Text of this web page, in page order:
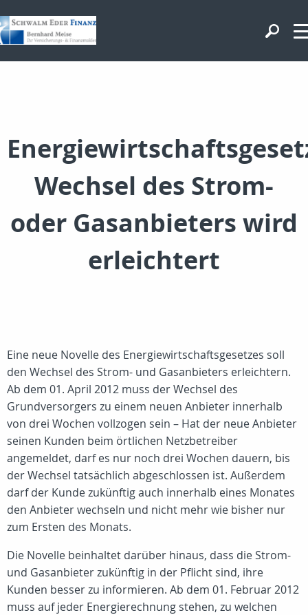
Wechsel des Strom-
oder Gasanbieters wird
erleichtert
Eine neue Novelle des Energiewirtschaftsgesetzes soll
den Wechsel des Strom- und Gasanbieters erleichtern.
Ab dem 01. April 2012 muss der Wechsel des
Grundversorgers zu einem neuen Anbieter innerhalb
von drei Wochen vollzogen sein – Hat der neue Anbieter
seinen Kunden beim örtlichen Netzbetreiber
angemeldet, darf es nur noch drei Wochen dauern, bis
der Wechsel tatsächlich abgeschlossen ist. Außerdem
darf der Kunde zukünftig auch innerhalb eines Monates
den Anbieter wechseln und nicht mehr wie bisher nur
zum Ersten des Monats.
Die Novelle beinhaltet darüber hinaus, dass die Strom-
und Gasanbieter zukünftig in der Pflicht sind, ihre
Kunden besser zu informieren. Ab dem 01. Februar 2012
muss auf jeder Energierechnung stehen, zu welchen